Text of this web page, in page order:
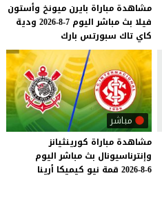
مشاهدة مباراة بايرن ميونخ وأستون
فيلا بث مباشر اليوم 7-8-2026
ودية
كاي تاك سبورتس بارك
مباشر
مشاهدة مباراة كورينثيانز
وإنترناسيونال بث مباشر اليوم
6-8-2026
قمة نيو كيميكا أرينا